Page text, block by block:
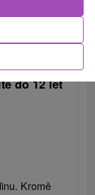
Kč
do 12 let
Kromě